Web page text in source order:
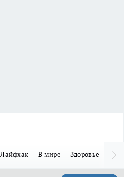
Лайфхак В мире Здоровье